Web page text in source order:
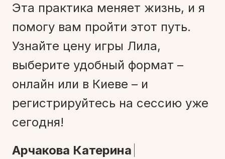
Эта практика меняет жизнь, и я
помогу вам пройти этот путь.
Узнайте цену игры Лила,
выберите удобный формат –
онлайн или в Киеве – и
регистрируйтесь на сессию уже
сегодня!
Арчакова Катерина